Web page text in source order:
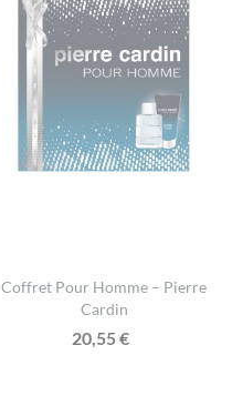
Coffret Pour Homme – Pierre
Cardin
20,55€